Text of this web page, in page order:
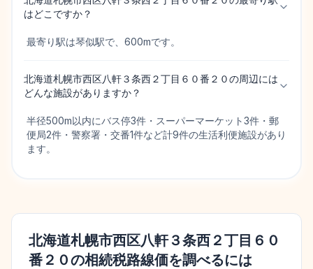
はどこですか？
最寄り駅は琴似駅で、600mです。
北海道札幌市西区八軒３条西２丁目６０番２０の周辺には
どんな施設がありますか？
半径500m以内にバス停3件・スーパーマーケット3件・郵
便局2件・警察署・交番1件など計9件の生活利便施設があり
ます。
北海道札幌市西区八軒３条西２丁目６０
番２０の相続税路線価を調べるには